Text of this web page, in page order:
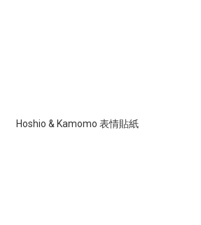
Hoshio & Kamomo 表情貼紙